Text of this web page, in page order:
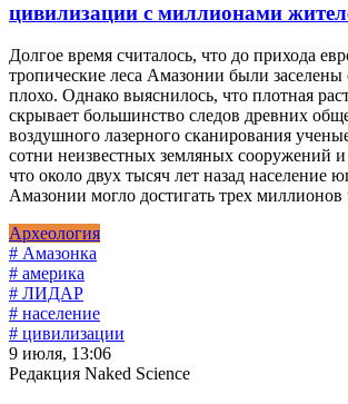
цивилизации с миллионами
Долгое время считалось, что до прихода
тропические леса Амазонии были заселены
плохо. Однако выяснилось, что плотная
скрывает большинство следов древних
воздушного лазерного сканирования
сотни неизвестных земляных сооружений
что около двух тысяч лет назад население
Амазонии могло достигать трех миллионов
Археология
# Амазонка
# америка
# ЛИДАР
# население
# цивилизации
9 июля, 13:06
Редакция Naked Science